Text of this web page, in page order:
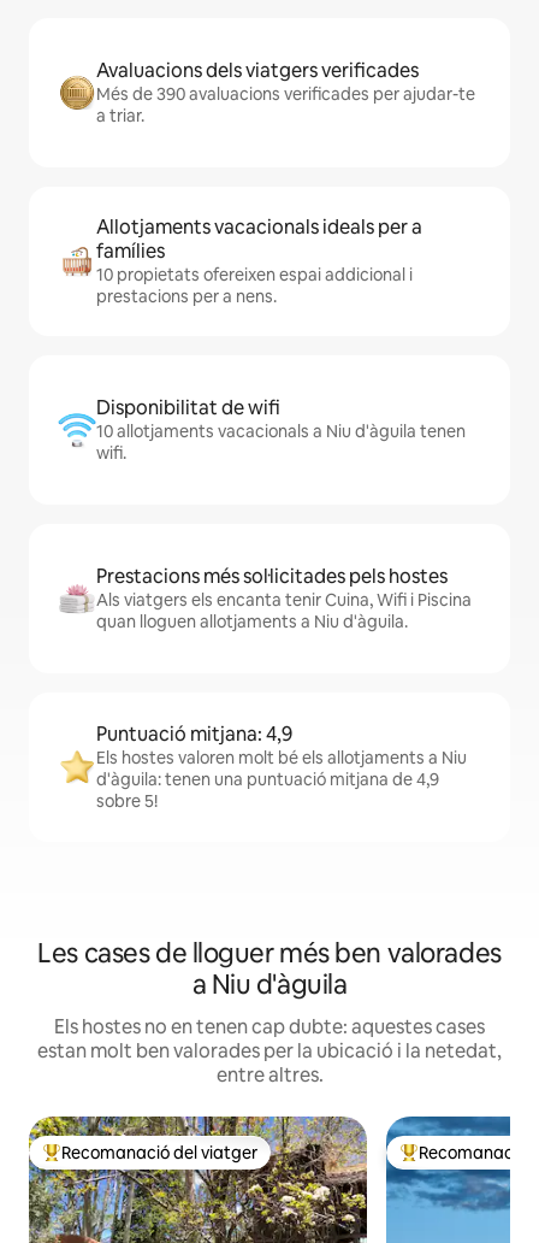
Avaluacions dels viatgers verificades
Més de 390 avaluacions verificades per ajudar-te
a triar.
Allotjaments vacacionals ideals per a
famílies
10 propietats ofereixen espai addicional i
prestacions per a nens.
Disponibilitat de wifi
10 allotjaments vacacionals a Niu d'àguila tenen
wifi.
Prestacions més sol·licitades pels hostes
Als viatgers els encanta tenir Cuina, Wifi i Piscina
quan lloguen allotjaments a Niu d'àguila.
Puntuació mitjana: 4,9
Els hostes valoren molt bé els allotjaments a Niu
d'àguila: tenen una puntuació mitjana de 4,9
sobre 5!
Les cases de lloguer més ben valorades
a Niu d'àguila
Els hostes no en tenen cap dubte: aquestes cases
estan molt ben valorades per la ubicació i la netedat,
entre altres.
Principals recomanacions dels viatgers
Recomanació del viatger Principals
Recomanació